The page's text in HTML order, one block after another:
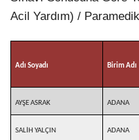
Acil Yardım) /
Adı Soyadı Birim Adı
AYŞE ASRAK ADANA
SALİH YALÇIN ADANA